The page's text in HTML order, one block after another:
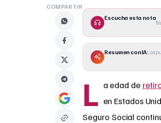
COMPARTIR
Escucha esta nota
Resumen con IALos
L a edad de
en Estados
Seguro Social